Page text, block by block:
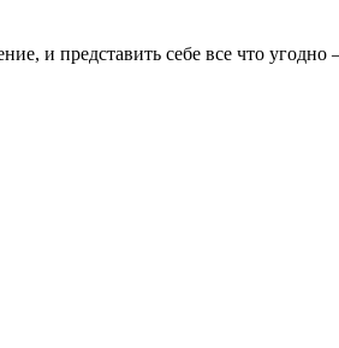
и представить себе все что